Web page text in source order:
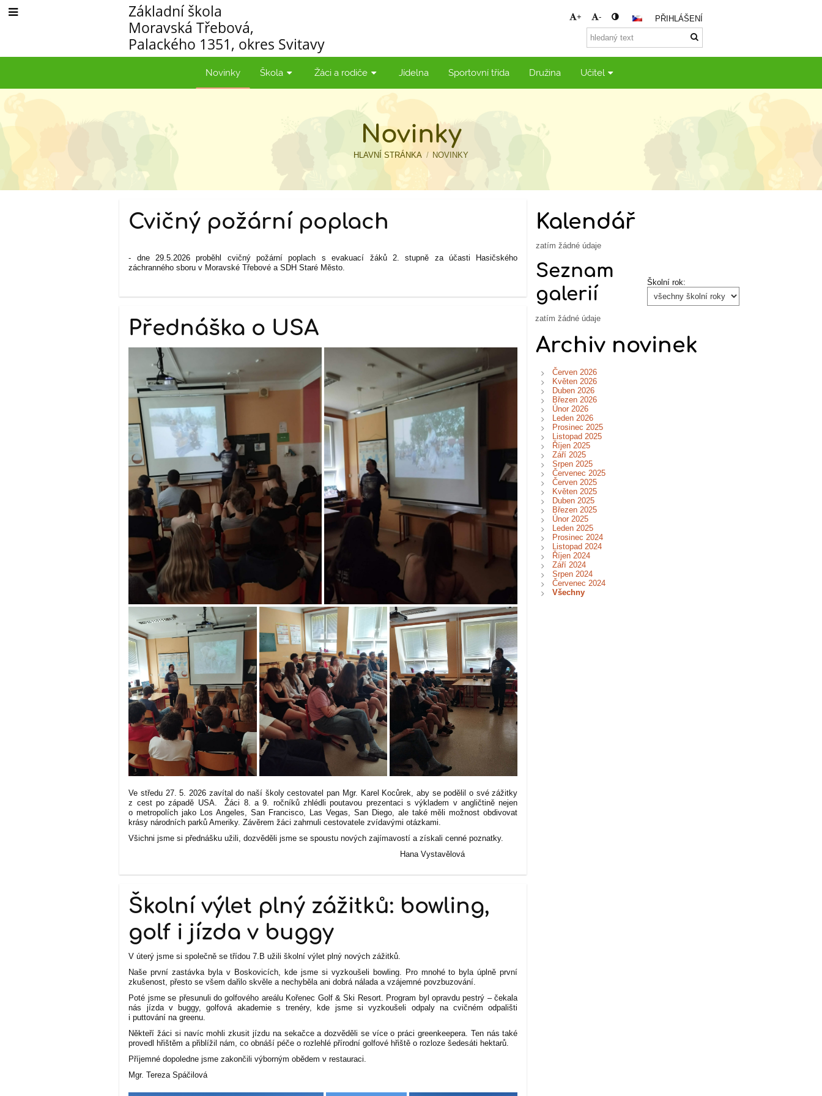
Základní škola
Moravská Třebová,
Palackého 1351, okres Svitavy
+ - PŘIHLÁŠENÍ
Novinky Škola Žáci a rodiče Jídelna Sportovní třída Družina Učitel
Novinky
HLAVNÍ STRÁNKA / NOVINKY
Novinky
Cvičný požární poplach
- dne 29.5.2026 proběhl cvičný požární poplach s evakuací žáků 2. stupně za účasti Hasičského
záchranného sboru v Moravské Třebové a SDH Staré Město.
Přednáška o USA
Ve středu 27. 5. 2026 zavítal do naší školy cestovatel pan Mgr. Karel Kocůrek, aby se podělil o své zážitky
z cest po západě USA. Žáci 8. a 9. ročníků zhlédli poutavou prezentaci s výkladem v angličtině nejen
o metropolích jako Los Angeles, San Francisco, Las Vegas, San Diego, ale také měli možnost obdivovat
krásy národních parků Ameriky. Závěrem žáci zahrnuli cestovatele zvídavými otázkami.
Všichni jsme si přednášku užili, dozvěděli jsme se spoustu nových zajímavostí a získali cenné poznatky.
Hana Vystavělová
Školní výlet plný zážitků: bowling,
golf i jízda v buggy
V úterý jsme si společně se třídou 7.B užili školní výlet plný nových zážitků.
Naše první zastávka byla v Boskovicích, kde jsme si vyzkoušeli bowling. Pro mnohé to byla úplně první
zkušenost, přesto se všem dařilo skvěle a nechyběla ani dobrá nálada a vzájemné povzbuzování.
Poté jsme se přesunuli do golfového areálu Kořenec Golf & Ski Resort. Program byl opravdu pestrý – čekala
nás jízda v buggy, golfová akademie s trenéry, kde jsme si vyzkoušeli odpaly na cvičném odpališti
i puttování na greenu.
Někteří žáci si navíc mohli zkusit jízdu na sekačce a dozvěděli se více o práci greenkeepera. Ten nás také
provedl hřištěm a přiblížil nám, co obnáší péče o rozlehlé přírodní golfové hřiště o rozloze šedesáti hektarů.
Příjemné dopoledne jsme zakončili výborným obědem v restauraci.
Mgr. Tereza Spáčilová
Kalendář
zatím žádné údaje
Seznam
galerií
Školní rok:
zatím žádné údaje
Archiv novinek
Červen 2026
Květen 2026
Duben 2026
Březen 2026
Únor 2026
Leden 2026
Prosinec 2025
Listopad 2025
Říjen 2025
Září 2025
Srpen 2025
Červenec 2025
Červen 2025
Květen 2025
Duben 2025
Březen 2025
Únor 2025
Leden 2025
Prosinec 2024
Listopad 2024
Říjen 2024
Září 2024
Srpen 2024
Červenec 2024
Všechny